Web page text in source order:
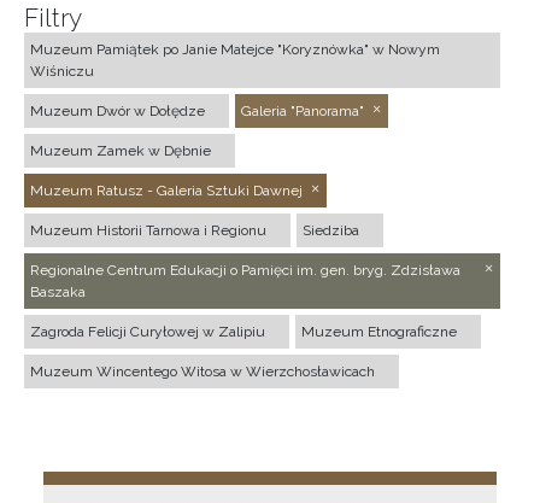
Filtry
Muzeum Pamiątek po Janie Matejce "Koryznówka" w Nowym
Wiśniczu
Muzeum Dwór w Dołędze Galeria "Panorama"
Muzeum Zamek w Dębnie
Muzeum Ratusz - Galeria Sztuki Dawnej
Muzeum Historii Tarnowa i Regionu Siedziba
Regionalne Centrum Edukacji o Pamięci im. gen. bryg. Zdzisława
Baszaka
Zagroda Felicji Curyłowej w Zalipiu Muzeum Etnograficzne
Muzeum Wincentego Witosa w Wierzchosławicach